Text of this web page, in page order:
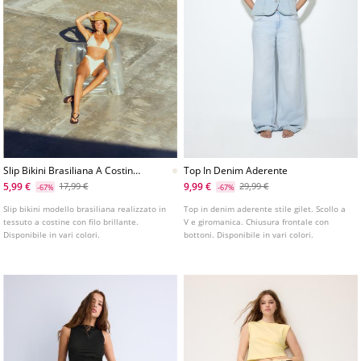
Slip Bikini Brasiliana A Costine
Con Filo Brillante
5,99 € -67% 17,99 €
Slip bikini modello brasiliana realizzato in
tessuto a costine con filo brillante.
Disponibile in vari colori.
Top In Denim Aderente
9,99 €
-67% 29,99 €
Top in denim aderente stile gilet. Scollo a
V e giromanica. Chiusura frontale con
bottoni. Disponibile in vari colori.